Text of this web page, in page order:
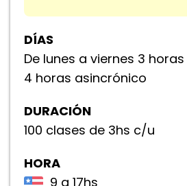
DÍAS
De lunes a viernes 3
4 horas asincrónico
DURACIÓN
100 clases de 3hs c/u
HORA
9 a 17hs